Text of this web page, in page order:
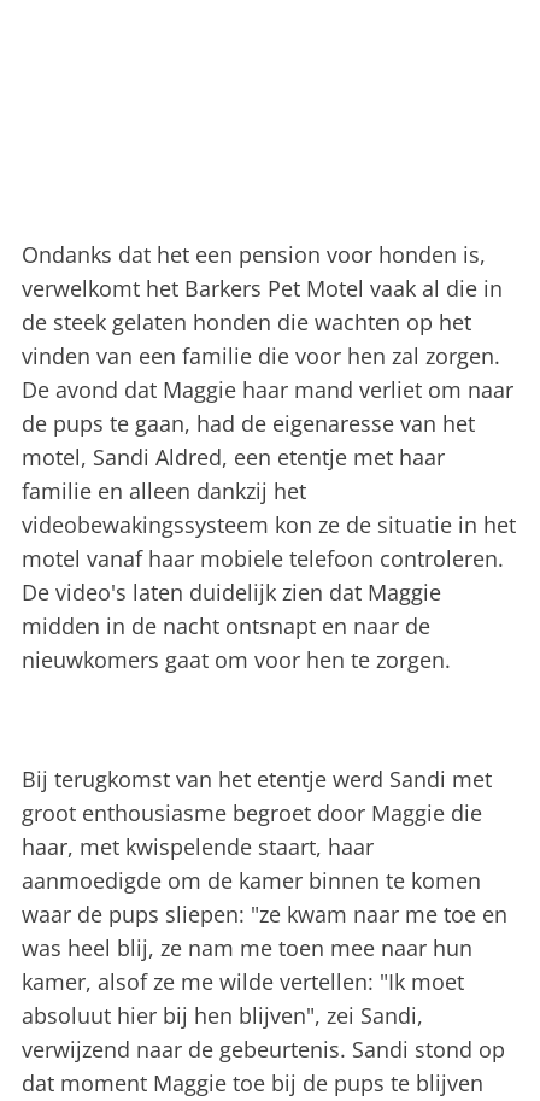
Ondanks dat het een pension voor honden is,
verwelkomt het Barkers Pet Motel vaak al die in
de steek gelaten honden die wachten op het
vinden van een familie die voor hen zal zorgen.
De avond dat Maggie haar mand verliet om naar
de pups te gaan, had de eigenaresse van het
motel, Sandi Aldred, een etentje met haar
familie en alleen dankzij het
videobewakingssysteem kon ze de situatie in het
motel vanaf haar mobiele telefoon controleren.
De video's laten duidelijk zien dat Maggie
midden in de nacht ontsnapt en naar de
nieuwkomers gaat om voor hen te zorgen.
Bij terugkomst van het etentje werd Sandi met
groot enthousiasme begroet door Maggie die
haar, met kwispelende staart, haar
aanmoedigde om de kamer binnen te komen
waar de pups sliepen: "ze kwam naar me toe en
was heel blij, ze nam me toen mee naar hun
kamer, alsof ze me wilde vertellen: "Ik moet
absoluut hier bij hen blijven", zei Sandi,
verwijzend naar de gebeurtenis. Sandi stond op
dat moment Maggie toe bij de pups te blijven